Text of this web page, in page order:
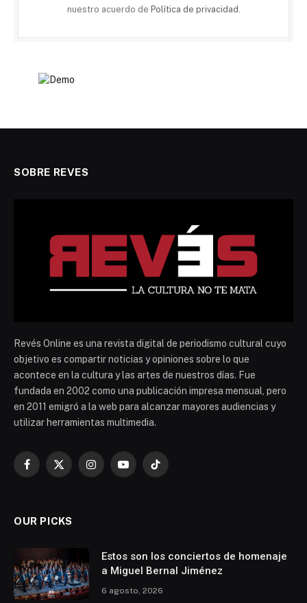
nuestro acuerdo de Política de privacidad
SOBRE REVES
Revés Online es una revista digital de periodismo cultural cuyo
objetivo es compartir noticias y opiniones sobre lo que
acontece en la cultura y las artes de nuestros días. Fue
fundada en 2002 como una publicación impresa mensual, pero
en 2011 emigró a la web para alcanzar mayores audiencias y
utilizar herramientas multimedia.
Facebook
X
InstagramYouTubeTikTok
OUR PICKS
Estos son los conciertos de homenaje
a Miguel Bernal Jiménez
6 agosto, 2026